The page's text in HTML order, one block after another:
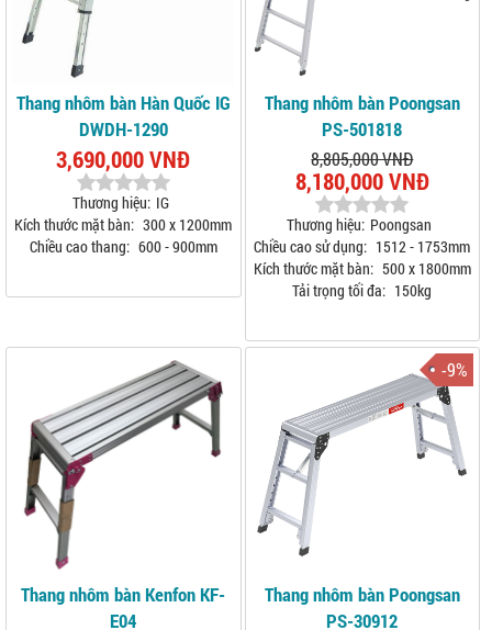
Thang nhôm bàn Hàn Quốc IG
DWDH-1290
3,690,000 VNĐ
Thương hiệu: IG
Kích thước mặt bàn: 300 x 1200mm
Chiều cao thang: 600 - 900mm
Thang nhôm bàn Poongsan
PS-501818
8,805,000 VNĐ
8,180,000 VNĐ
Thương hiệu: Poongsan
Chiều cao sử dụng: 1512 - 1753mm
Kích thước mặt bàn: 500 x 1800mm
Tải trọng tối đa: 150kg
Thang nhôm bàn Kenfon KF-
E04
-9%
Thang nhôm bàn Poongsan
PS-30912